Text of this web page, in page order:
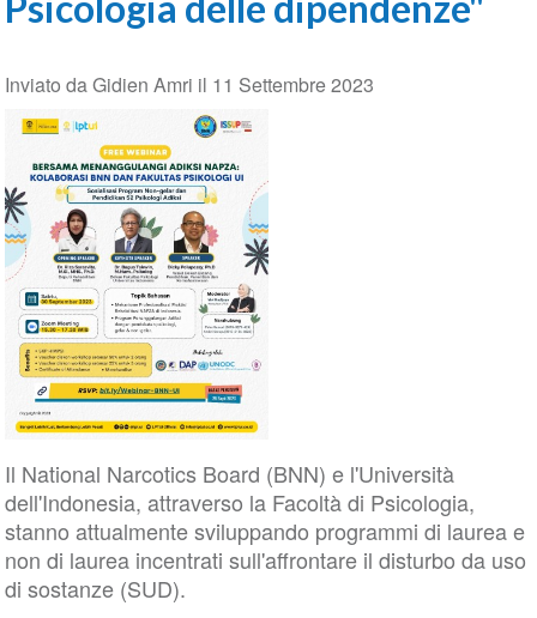
Inviato daGidien Amri il 11 Settembre 2023
Il National Narcotics Board (BNN) e l'Università
dell'Indonesia, attraverso la Facoltà di Psicologia,
stanno attualmente sviluppando programmi di laurea e
non di laurea incentrati sull'affrontare il disturbo da uso
di sostanze (SUD).